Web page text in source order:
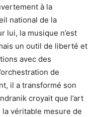
à la
national de la
lui, la musique n’est
un outil de liberté et
avec des
de
il a transformé son
croyait que l’art
véritable mesure de